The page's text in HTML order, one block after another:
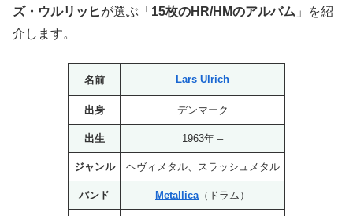
ズ・ウルリッヒが選ぶ「 15枚のHR/HMのアルバム 」を紹
介します。
名前 Lars Ulrich
出身 デンマーク
出生 1963年 –
ジャンル ヘヴィメタル、スラッシュメタル
バンド Metallica （ドラム）